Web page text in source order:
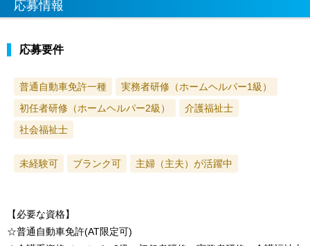
応募情報
応募要件
普通自動車免許一種
実務者研修（ホームヘルパー1級）
初任者研修（ホームヘルパー2級）
介護福祉士
社会福祉士
未経験可 ブランク可 主婦（主夫）が活躍中
【必要な資格】
☆普通自動車免許(AT限定可)